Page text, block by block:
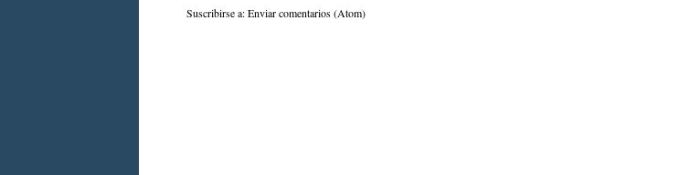
Suscribirse a:Enviar comentarios (Atom)